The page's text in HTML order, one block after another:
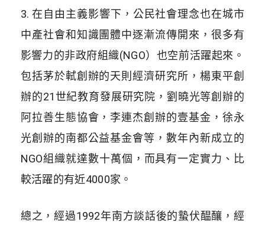
3. 在自由主義影響下，公民社會理念也在城市
中產社會和知識團體中逐漸流傳開來，很多有
影響力的非政府組織(NGO）也空前活躍起來。
包括茅於軾創辦的天則經濟研究所，楊東平創
辦的21世紀教育發展研究院，劉曉光等創辦的
阿拉善生態協會，李連杰創辦的壹基金，徐永
光創辦的南都公益基金會等，數年內新成立的
NGO組織就達數十萬個，而具有一定實力、比
較活躍的有近4000家。
總之，經過1992年南方談話後的蟄伏醖釀，經